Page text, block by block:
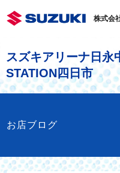
株式会
スズキアリーナ日永
STATION四日市
お店ブログ